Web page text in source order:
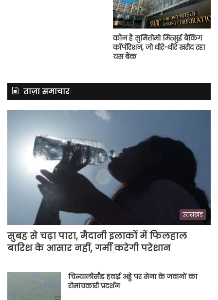
कौन है सुमितोमो मित्सुई बैंकिंग
कॉर्पोरेशन, जो धीरे-धीरे खरीद रहा
यस बैंक
ताज़ा समाचार
उत्तराखंड
सुबह से चढ़ा पारा, मैदानी इलाकों में फिलहाल
बारिश के आसार नहीं, गर्मी करेगी परेशान
चिन्यालीसौड़ हवाई अड्डे पर सेना के जवानों का
रोमांचकारी प्रदर्शन